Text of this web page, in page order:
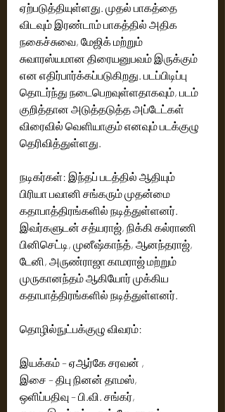
ஏற்படுத்தியுள்ளது. முதல் பாகத்தை
விடவும் இரண்டாம் பாகத்தில் அதிக
நகைச்சுவை, மேஜிக் மற்றும்
சுவாரஸ்யமான திரையனுபவம் இருக்கும்
என எதிர்பார்க்கப்படுகிறது. படப்பிடிப்பு
தொடர்ந்து நடைபெறவுள்ளதாகவும், படம்
குறித்தான அடுத்தடுத்த அப்டேட்கள்
விரைவில் வெளியாகும் எனவும் படக்குழு
தெரிவித்துள்ளது.
நடிகர்கள்: இந்தப் படத்தில் ஆதியும்
பிரியா பவானி சங்கரும் முதன்மை
கதாபாத்திரங்களில் நடித்துள்ளனர்.
இவர்களுடன் சத்யராஜ், நிக்கி கல்ராணி
பினிசெட்டி, முனீஷ்காந்த், ஆனந்தராஜ்,
டேனி, அருண்ராஜா காமராஜ் மற்றும்
முருகானந்தம் ஆகியோர் முக்கிய
கதாபாத்திரங்களில் நடித்துள்ளனர்.
தொழில்நுட்பக்குழு விவரம்:
இயக்கம் – ஏஆர்கே சரவன் ,
இசை – திபு நினன் தாமஸ்,
ஒளிப்பதிவு – பி.வி. சங்கர்,